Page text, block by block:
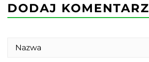
DODAJ KOMENTARZ